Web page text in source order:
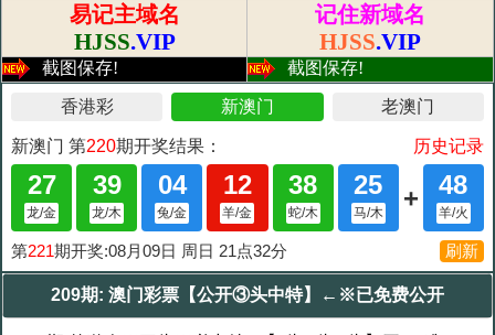
易记主域名
HJSS.VIP
记住新域名
HJSS.VIP
截图保存! 截图保存!
209期: 澳门彩票【公开③头中特】←※已免费公开